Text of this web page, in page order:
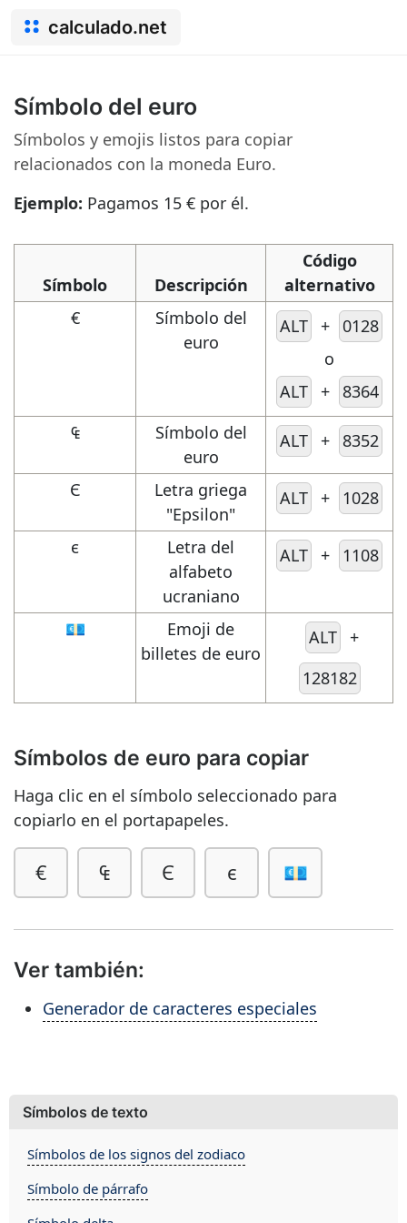
calculado.net
Símbolo del euro
Símbolos y emojis listos para copiar
relacionados con la moneda Euro.
Ejemplo: Pagamos 15 € por él.
Símbolo Descripción
Código
alternativo
€
Símbolo del
euro
ALT + 0128
o
ALT
+
8364
₠
Símbolo del
euro
ALT + 8352
Є
Letra griega
"Epsilon"
ALT + 1028
є
Letra del
alfabeto
ucraniano
ALT + 1108
💶
Emoji de
billetes de euro
ALT
+
128182
Símbolos de euro para copiar
Haga clic en el símbolo seleccionado para
copiarlo en el portapapeles.
€ ₠ Є є 💶
Ver también:
Generador de caracteres especiales
Símbolos de texto
Símbolos de los signos del zodiaco
Símbolo de párrafo